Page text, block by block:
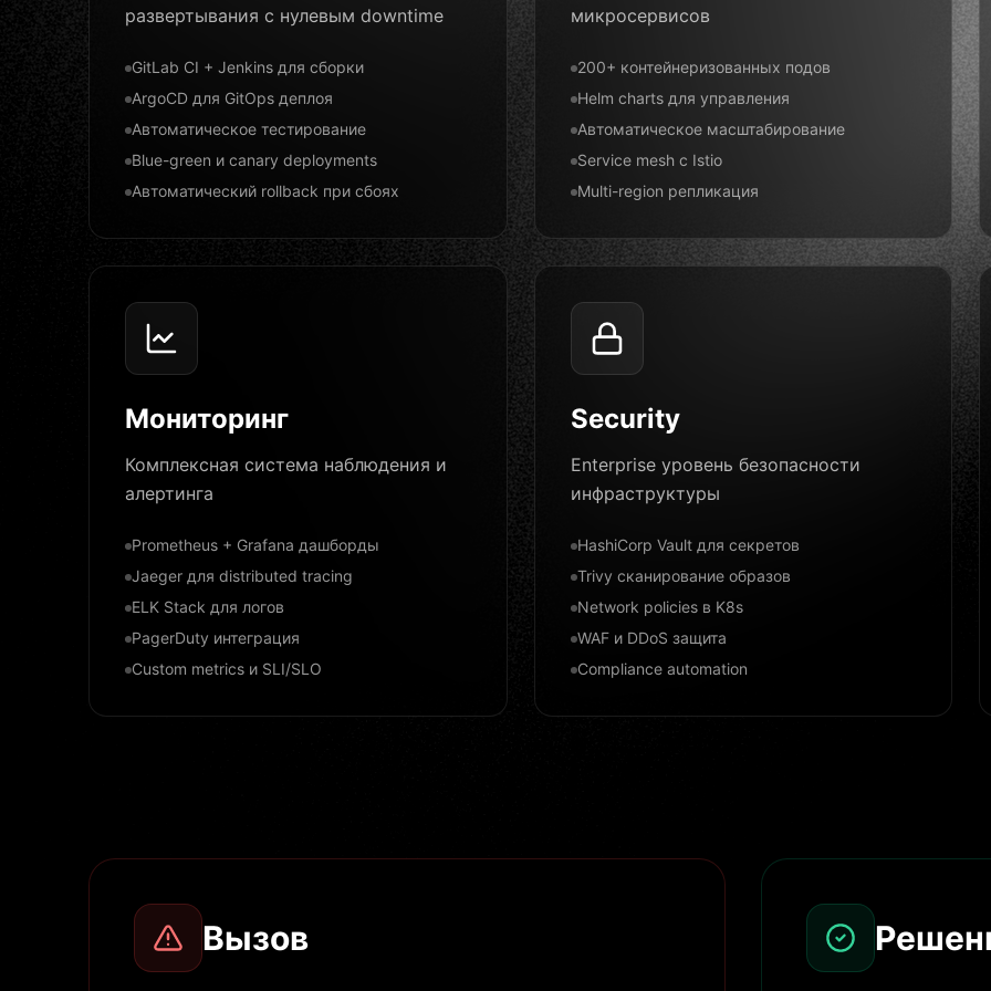
развертывания с нулевым downtime
GitLab CI + Jenkins для сборки
ArgoCD для GitOps деплоя
Автоматическое тестирование
Blue-green и canary deployments
Автоматический rollback при сбоях
микросервисов
200+ контейнеризованных подов
Helm charts для управления
Автоматическое масштабирование
Service mesh с Istio
Multi-region репликация
Мониторинг
Комплексная система наблюдения и
алертинга
Prometheus + Grafana дашборды
Jaeger для distributed tracing
ELK Stack для логов
PagerDuty интеграция
Custom metrics и SLI/SLO
Security
Enterprise уровень безопасности
инфраструктуры
HashiCorp Vault для секретов
Trivy сканирование образов
Network policies в K8s
WAF и DDoS защита
Compliance automation
Вызов